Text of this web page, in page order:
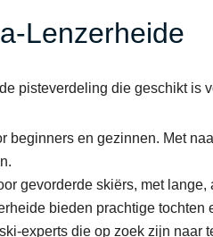
Lenzerheide
pisteverdeling die geschikt is
beginners en gezinnen. Met
gevorderde skiërs, met
bieden prachtige tochten
experts die op zoek zijn